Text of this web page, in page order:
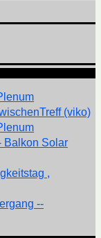
(viko)
Balkon Solar
,
--